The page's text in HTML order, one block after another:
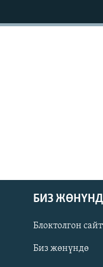
АЗАТТЫК+
БИЗ
Блоктолгон
Биз жөнүндө